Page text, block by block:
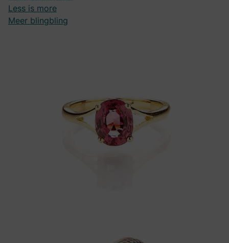
Less is more
Meer blingbling